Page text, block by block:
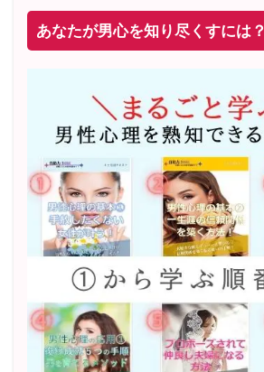
あなたが男心を知り尽くすには？